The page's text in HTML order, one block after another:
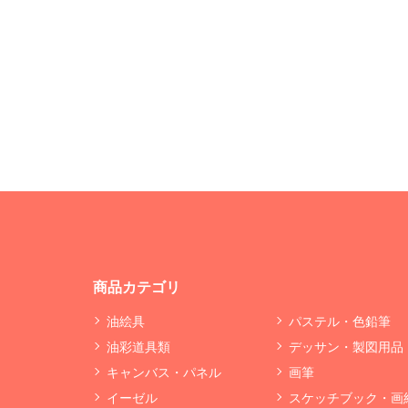
商品カテゴリ
油絵具
油彩道具類
キャンバス・パネル
イーゼル
パステル・色鉛筆
デッサン・製図用品
画筆
スケッチブック・画